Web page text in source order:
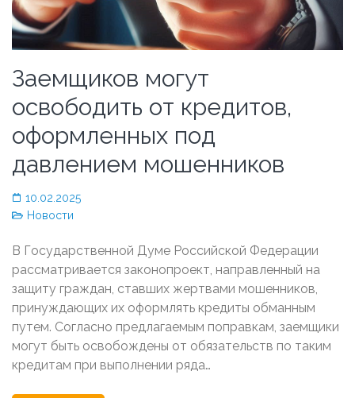
Заемщиков могут
освободить от кредитов,
оформленных под
давлением мошенников
10.02.2025
Новости
В Государственной Думе Российской Федерации
рассматривается законопроект, направленный на
защиту граждан, ставших жертвами мошенников,
принуждающих их оформлять кредиты обманным
путем. Согласно предлагаемым поправкам, заемщики
могут быть освобождены от обязательств по таким
кредитам при выполнении ряда…